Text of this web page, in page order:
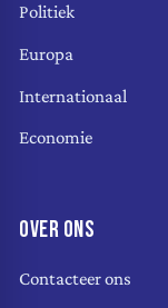
Politiek
Europa
Internationaal
Economie
OVER ONS
Contacteer ons